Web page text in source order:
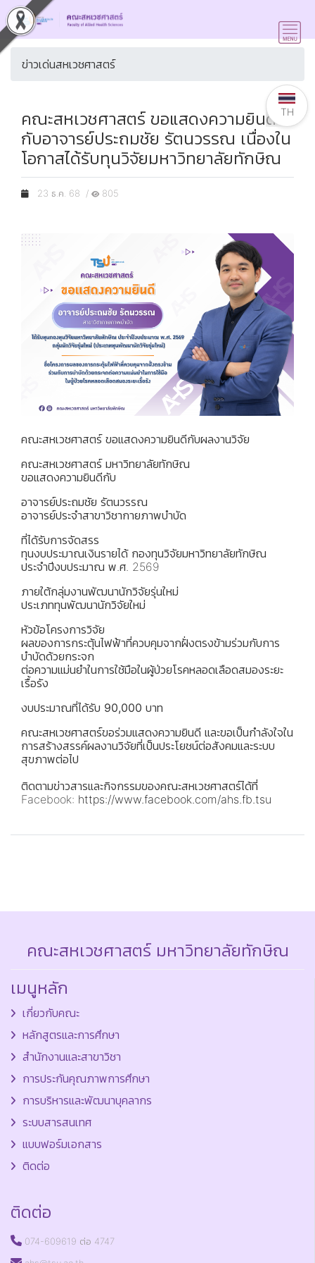
ข่าวเด่นสหเวชศาสตร์
คณะสหเวชศาสตร์ ขอแสดงความยินดี
กับอาจารย์ประถมชัย รัตนวรรณ เนื่องใน
โอกาสได้รับทุนวิจัยมหาวิทยาลัยทักษิณ
23 ธ.ค. 68 / 805
คณะสหเวชศาสตร์ ขอแสดงความยินดีกับผลงานวิจัย
คณะสหเวชศาสตร์ มหาวิทยาลัยทักษิณ
ขอแสดงความยินดีกับ
อาจารย์ประถมชัย รัตนวรรณ
อาจารย์ประจำสาขาวิชากายภาพบำบัด
ที่ได้รับการจัดสรร
ทุนงบประมาณเงินรายได้ กองทุนวิจัยมหาวิทยาลัยทักษิณ
ประจำปีงบประมาณ พ.ศ. 2569
ภายใต้กลุ่มงานพัฒนานักวิจัยรุ่นใหม่
ประเภททุนพัฒนานักวิจัยใหม่
หัวข้อโครงการวิจัย
ผลของการกระตุ้นไฟฟ้าที่ควบคุมจากฝั่งตรงข้ามร่วมกับการ
บำบัดด้วยกระจก
ต่อความแม่นยำในการใช้มือในผู้ป่วยโรคหลอดเลือดสมองระยะ
เรื้อรัง
งบประมาณที่ได้รับ 90,000 บาท
คณะสหเวชศาสตร์ขอร่วมแสดงความยินดี และขอเป็นกำลังใจใน
การสร้างสรรค์ผลงานวิจัยที่เป็นประโยชน์ต่อสังคมและระบบ
สุขภาพต่อไป
ติดตามข่าวสารและกิจกรรมของคณะสหเวชศาสตร์ได้ที่
Facebook: https://www.facebook.com/ahs.fb.tsu
คณะสหเวชศาสตร์ มหาวิทยาลัยทักษิณ
เมนูหลัก
เกี่ยวกับคณะ
หลักสูตรและการศึกษา
สำนักงานและสาขาวิชา
การประกันคุณภาพการศึกษา
การบริหารและพัฒนาบุคลากร
ระบบสารสนเทศ
แบบฟอร์มเอกสาร
ติดต่อ
ติดต่อ
074-609619 ต่อ 4747
TH